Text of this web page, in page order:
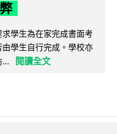
學生為在家完成書面考
學生自行完成。學校亦
...
閱讀全文